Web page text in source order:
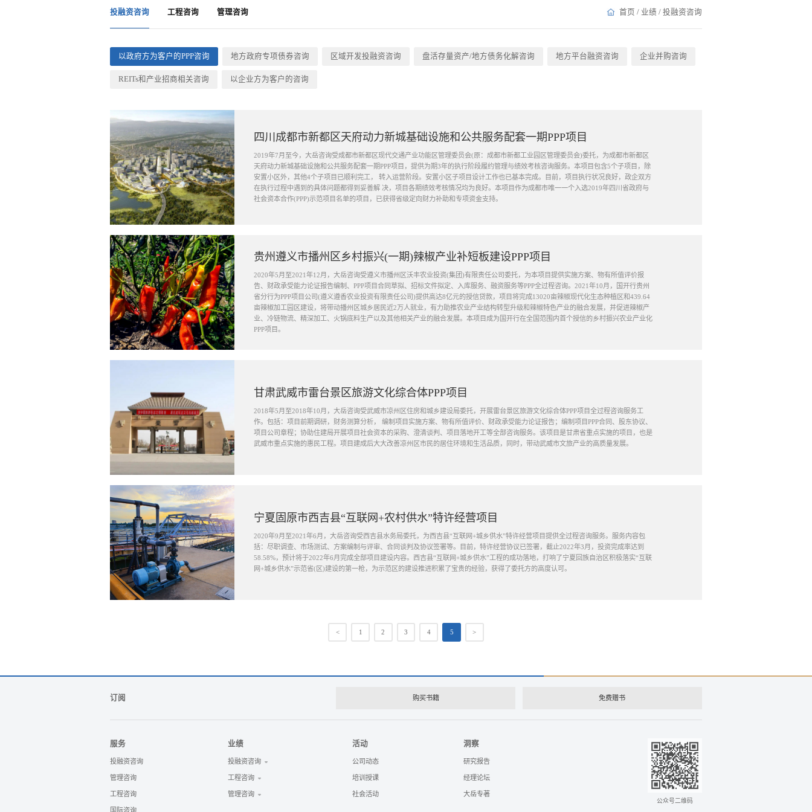
投融资咨询 工程咨询 管理咨询 首页 / 业绩 / 投融资咨询
以政府方为客户的PPP咨询 地方政府专项债券咨询 区域开发投融资咨询 盘活存量资产/地方债务化解咨询 地方平台融资咨询 企业并购咨询
REITs和产业招商相关咨询 以企业方为客户的咨询
四川成都市新都区天府动力新城基础设施和公共服务配套一期PPP项目
2019年7月至今，大岳咨询受成都市新都区现代交通产业功能区管理委员会(原：成都市新都工业园区管理委员会)委托，为成都市新都区
天府动力新城基础设施和公共服务配套一期PPP项目，提供为期3年的执行阶段履约管理与绩效考核咨询服务。本项目包含5个子项目，除
安置小区外，其他4个子项目已顺利完工， 转入运营阶段。安置小区子项目设计工作也已基本完成。目前，项目执行状况良好，政企双方
在执行过程中遇到的具体问题都得到妥善解 决，项目各期绩效考核情况均为良好。本项目作为成都市唯一一个入选2019年四川省政府与
社会资本合作(PPP)示范项目名单的项目，已获得省级定向财力补助和专项资金支持。
贵州遵义市播州区乡村振兴(一期)辣椒产业补短板建设PPP项目
2020年5月至2021年12月，大岳咨询受遵义市播州区沃丰农业投资(集团)有限责任公司委托，为本项目提供实施方案、物有所值评价报
告、财政承受能力论证报告编制、PPP项目合同草拟、招标文件拟定、入库服务、融资服务等PPP全过程咨询。2021年10月，国开行贵州
省分行为PPP项目公司(遵义遵香农业投资有限责任公司)提供高达8亿元的授信贷款，项目将完成13020亩辣椒现代化生态种植区和439.64
亩辣椒加工园区建设，将带动播州区城乡居民近2万人就业，有力助推农业产业结构转型升级和辣椒特色产业的融合发展，并促进辣椒产
业、冷链物流、精深加工、火锅底料生产以及其他相关产业的融合发展。本项目成为国开行在全国范围内首个授信的乡村振兴农业产业化
PPP项目。
甘肃武威市雷台景区旅游文化综合体PPP项目
2018年5月至2018年10月，大岳咨询受武威市凉州区住房和城乡建设局委托，开展雷台景区旅游文化综合体PPP项目全过程咨询服务工
作。包括：项目前期调研，财务测算分析， 编制项目实施方案、物有所值评价、财政承受能力论证报告；编制项目PPP合同、股东协议、
项目公司章程；协助住建局开展项目社会资本的采购、澄清谈判、项目落地开工等全部咨询服务。该项目是甘肃省重点实施的项目，也是
武威市重点实施的惠民工程。项目建成后大大改善凉州区市民的居住环境和生活品质，同时，带动武威市文旅产业的高质量发展。
宁夏固原市西吉县“互联网+农村供水”特许经营项目
2020年9月至2021年6月，大岳咨询受西吉县水务局委托，为西吉县“互联网+城乡供水”特许经营项目提供全过程咨询服务。服务内容包
括：尽职调查、市场测试、方案编制与评审、合同谈判及协议签署等。目前，特许经营协议已签署，截止2022年3月，投资完成率达到
58.58%，预计将于2022年6月完成全部项目建设内容。西吉县“互联网+城乡供水”工程的成功落地，打响了宁夏回族自治区积极落实“互联
网+城乡供水”示范省(区)建设的第一枪，为示范区的建设推进积累了宝贵的经验，获得了委托方的高度认可。
< 1 2 3 4 5 >
订阅 购买书籍 免费赠书
服务
投融资咨询
管理咨询
工程咨询
国际咨询
业绩
投融资咨询
工程咨询
管理咨询
活动
公司动态
培训授课
社会活动
洞察
研究报告
经理论坛
大岳专著
公众号二维码